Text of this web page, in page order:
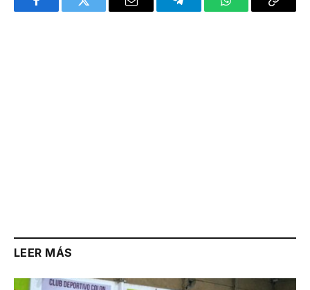
FacebookTwitter Email TelegramWhatsAppCopy
LEER MÁS